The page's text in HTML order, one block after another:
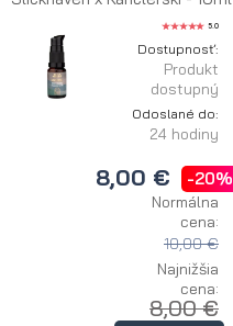
5.0
Dostupnosť:
Produkt
dostupný
Odoslané do:
24 hodiny
8,00 € -20%
Normálna
cena:
10,00 €
Najnižšia
cena:
8,00 €